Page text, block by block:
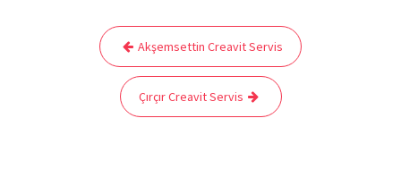
gezinmesi
Akşemsettin Creavit Servis
Çırçır Creavit Servis